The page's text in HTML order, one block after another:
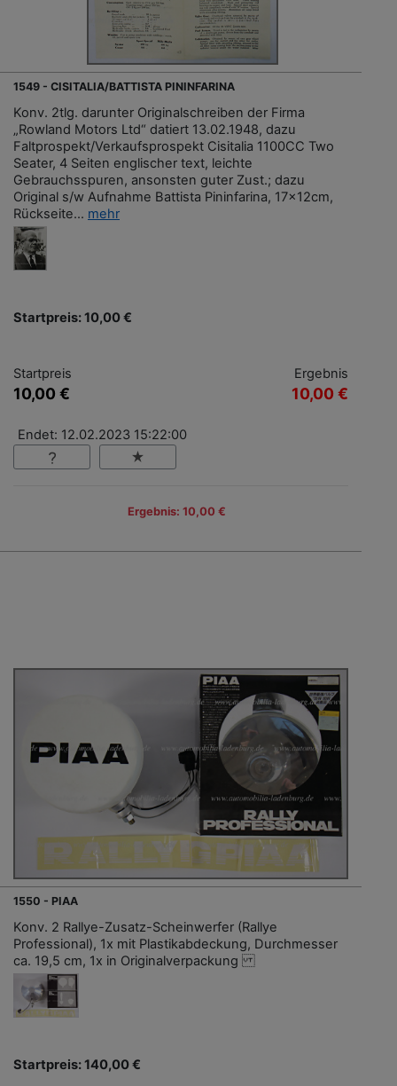
1549 - CISITALIA/BATTISTA PININFARINA
Konv. 2tlg. darunter Originalschreiben der Firma
„Rowland Motors Ltd“ datiert 13.02.1948, dazu
Faltprospekt/Verkaufsprospekt Cisitalia 1100CC Two
Seater, 4 Seiten englischer text, leichte
Gebrauchsspuren, ansonsten guter Zust.; dazu
Original s/w Aufnahme Battista Pininfarina, 17x12cm,
Rückseite... mehr
Startpreis: 10,00 €
Startpreis
10,00 €
Ergebnis
10,00 €
Endet: 12.02.2023 15:22:00
Ergebnis: 10,00 €
1550 - PIAA
Konv. 2 Rallye-Zusatz-Scheinwerfer (Rallye
Professional), 1x mit Plastikabdeckung, Durchmesser
ca. 19,5 cm, 1x in Originalverpackung
Startpreis: 140,00 €